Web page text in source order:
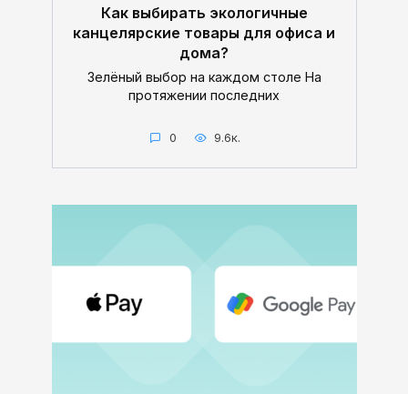
Как выбирать экологичные
канцелярские товары для офиса и
дома?
Зелёный выбор на каждом столе На
протяжении последних
0 9.6к.